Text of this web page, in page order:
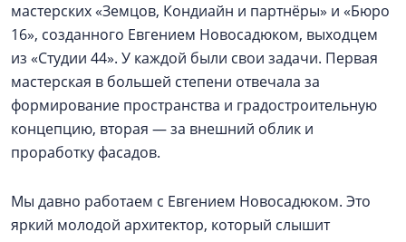
мастерских «Земцов, Кондиайн и партнёры» и «Бюро
16», созданного Евгением Новосадюком, выходцем
из «Студии 44». У каждой были свои задачи. Первая
мастерская в большей степени отвечала за
формирование пространства и градостроительную
концепцию, вторая — за внешний облик и
проработку фасадов.
Мы давно работаем с Евгением Новосадюком. Это
яркий молодой архитектор, который слышит